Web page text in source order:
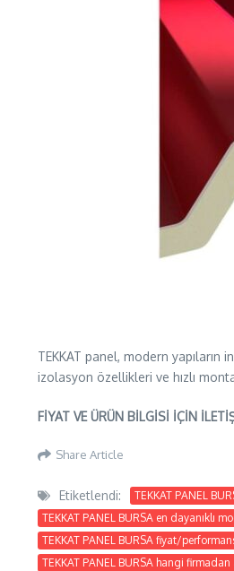
TEKKAT panel, modern
izolasyon özellikleri ve hızlı
FİYAT VE ÜRÜN BİLGİSİ İÇİN
Share Article
Etiketlendi: TEKKAT PANEL
TEKKAT PANEL BURSA en dayanıklı
TEKKAT PANEL BURSA fiyat/
TEKKAT PANEL BURSA hangi firmadan